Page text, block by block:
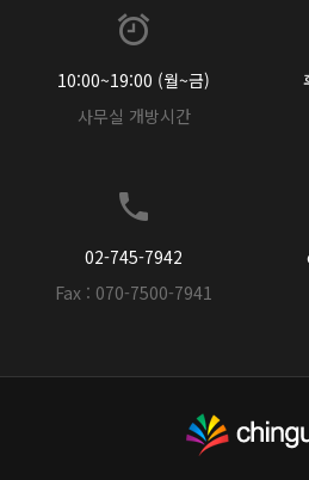
10:00~19:00 (월~금)
사무실 개방시간
02-745-7942
Fax : 070-7500-7941